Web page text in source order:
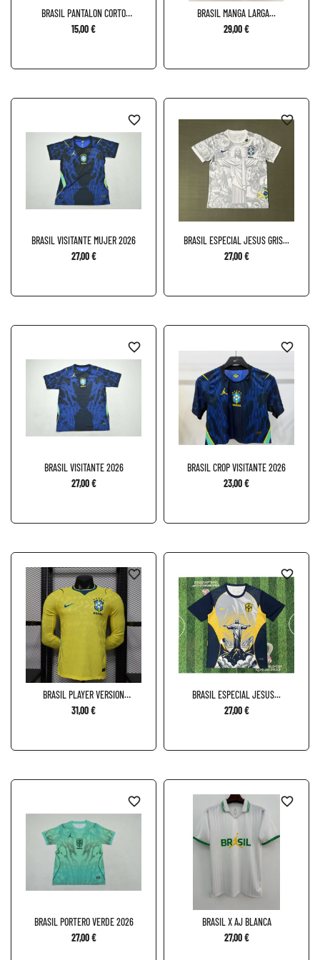
BRASIL PANTALON CORTO
LOCAL...
15,00 €
BRASIL MANGA LARGA...
29,00 €
BRASIL VISITANTE MUJER 2026
27,00 €
favorite_border
BRASIL ESPECIAL JESUS GRIS...
27,00 €
favorite_border
BRASIL VISITANTE 2026
27,00 €
favorite_border
BRASIL CROP VISITANTE 2026
23,00 €
favorite_border
BRASIL PLAYER VERSION
MANGA...
31,00 €
favorite_border
BRASIL ESPECIAL JESUS...
27,00 €
favorite_border
BRASIL PORTERO VERDE 2026
27,00 €
favorite_border
BRASIL X AJ BLANCA
27,00 €
favorite_border